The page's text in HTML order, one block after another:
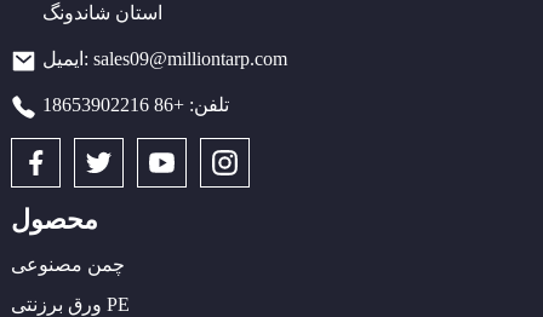
استان شاندونگ
ایمیل: sales09@milliontarp.com
تلفن: +86 18653902216
محصول
چمن مصنوعی
ورق برزنتی PE